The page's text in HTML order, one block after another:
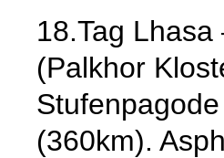
18.Tag
(Palkhor
(360km).